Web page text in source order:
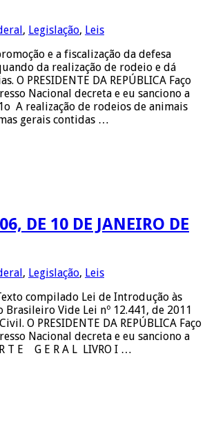
, Legislação, Leis
e a fiscalização da defesa
da realização de rodeio e dá
O PRESIDENTE DA REPÚBLICA Faço
Nacional decreta e eu sanciono a
A realização de rodeios de animais
gerais contidas …
DE 10 DE JANEIRO DE
, Legislação, Leis
compilado Lei de Introdução às
Vide Lei nº 12.441, de 2011
O PRESIDENTE DA REPÚBLICA Faço
Nacional decreta e eu sanciono a
T E G E R A L LIVRO I …